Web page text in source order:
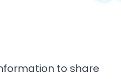
to share